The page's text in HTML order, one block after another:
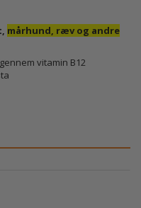
mårhund, ræv og andre
vitamin B12